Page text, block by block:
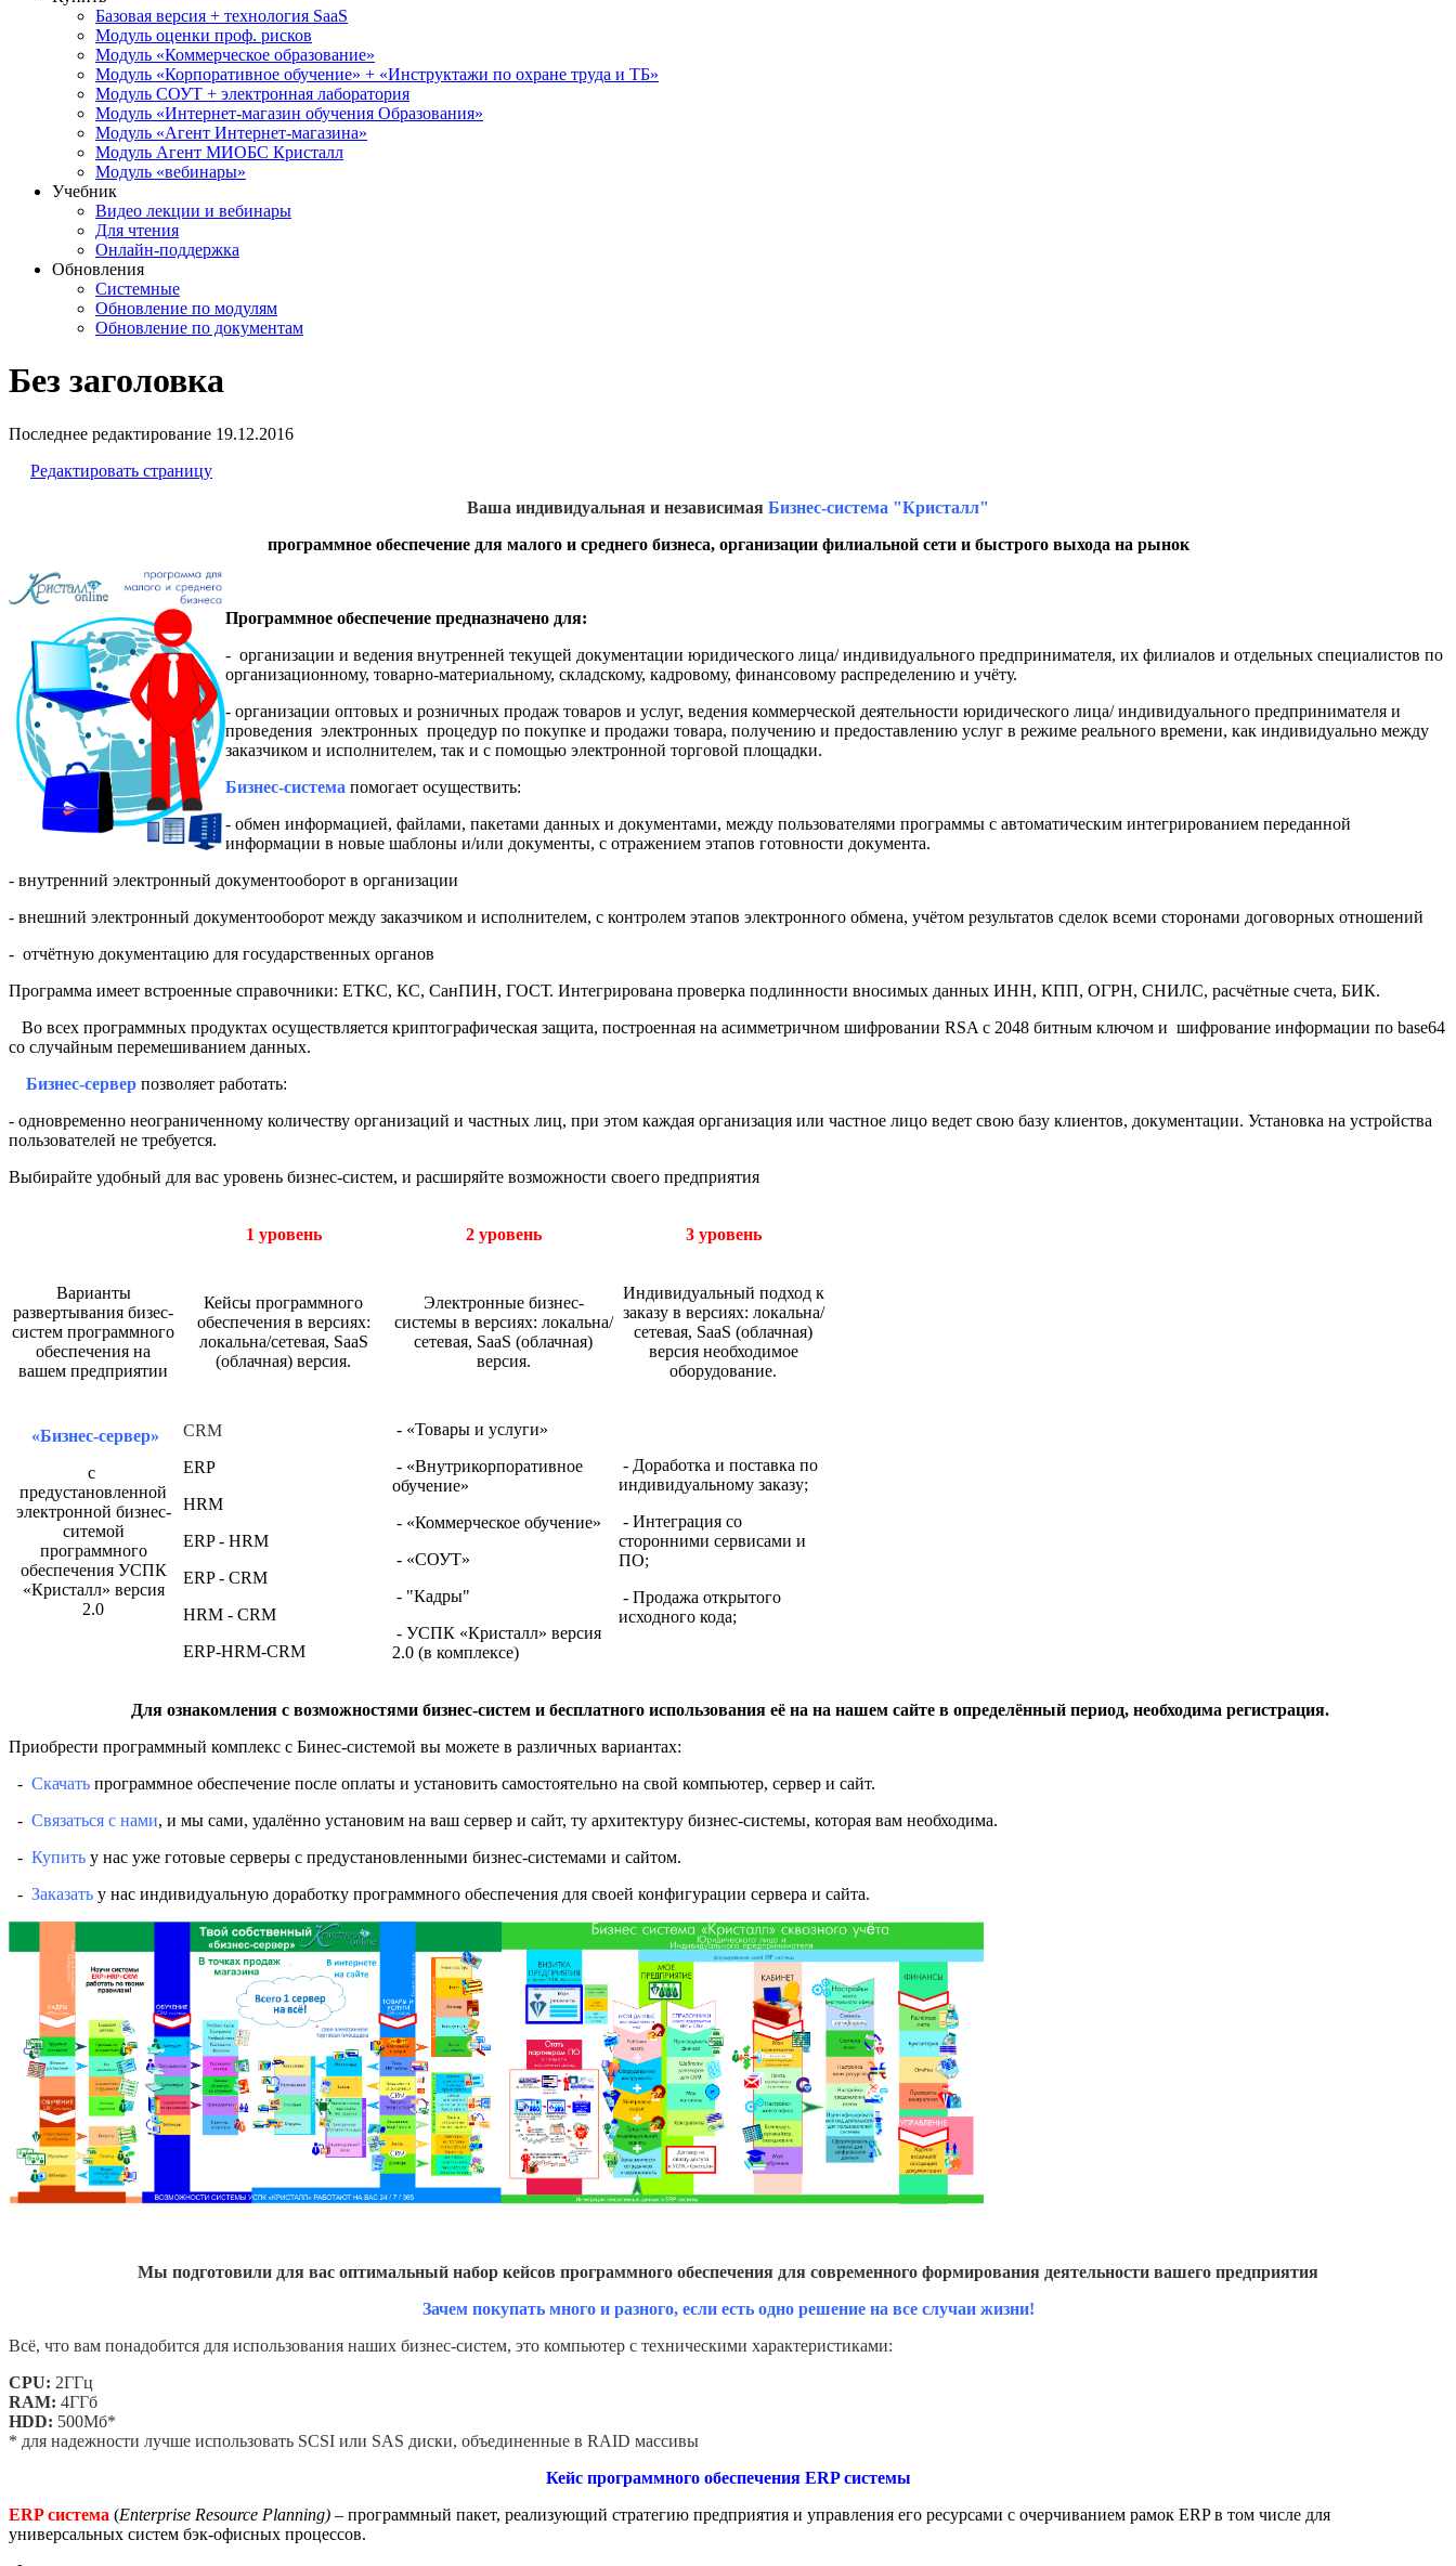
Базовая версия + технология SaaS
Модуль оценки проф. рисков
Модуль «Коммерческое образование»
Модуль «Корпоративное обучение» + «Инструктажи по охране труда и ТБ»
Модуль СОУТ + электронная лаборатория
Модуль «Интернет-магазин обучения Образования»
Модуль «Агент Интернет-магазина»
Модуль Агент МИОБС Кристалл
Модуль «вебинары»
Учебник
Видео лекции и вебинары
Для чтения
Онлайн-поддержка
Обновления
Системные
Обновление по модулям
Обновление по документам
Без заголовка
Последнее редактирование 19.12.2016
Редактировать страницу
Ваша индивидуальная и независимая Бизнес-система "Кристалл"
программное обеспечение для малого и среднего бизнеса, организации филиальной сети и быстрого выхода на рынок
Программное обеспечение предназначено для:
- организации и ведения внутренней текущей документации юридического лица/ индивидуального предпринимателя, их филиалов и отдельных специалистов по
организационному, товарно-материальному, складскому, кадровому, финансовому распределению и учёту.
- организации оптовых и розничных продаж товаров и услуг, ведения коммерческой деятельности юридического лица/ индивидуального предпринимателя и
проведения электронных процедур по покупке и продажи товара, получению и предоставлению услуг в режиме реального времени, как индивидуально между
заказчиком и исполнителем, так и с помощью электронной торговой площадки.
Бизнес-система помогает осуществить:
- обмен информацией, файлами, пакетами данных и документами, между пользователями программы с автоматическим интегрированием переданной
информации в новые шаблоны и/или документы, с отражением этапов готовности документа.
- внутренний электронный документооборот в организации
- внешний электронный документооборот между заказчиком и исполнителем, с контролем этапов электронного обмена, учётом результатов сделок всеми сторонами договорных отношений
- отчётную документацию для государственных органов
Программа имеет встроенные справочники: ЕТКС, КС, СанПИН, ГОСТ. Интегрирована проверка подлинности вносимых данных ИНН, КПП, ОГРН, СНИЛС, расчётные счета, БИК.
Во всех программных продуктах осуществляется криптографическая защита, построенная на асимметричном шифровании RSA с 2048 битным ключом и шифрование информации по base64
со случайным перемешиванием данных.
Бизнес-сервер позволяет работать:
- одновременно неограниченному количеству организаций и частных лиц, при этом каждая организация или частное лицо ведет свою базу клиентов, документации. Установка на устройства
пользователей не требуется.
Выбирайте удобный для вас уровень бизнес-систем, и расширяйте возможности своего предприятия
1 уровень 2 уровень 3 уровень
Варианты
развертывания бизес-
систем программного
обеспечения на
вашем предприятии
Кейсы программного
обеспечения в версиях:
локальна/сетевая, SaaS
(облачная) версия.
Электронные бизнес-
системы в версиях: локальна/
сетевая, SaaS (облачная)
версия.
Индивидуальный подход к
заказу в версиях: локальна/
сетевая, SaaS (облачная)
версия необходимое
оборудование.
«Бизнес-сервер»
с
предустановленной
электронной бизнес-
ситемой
программного
обеспечения УСПК
«Кристалл» версия
2.0
CRM
ERP
HRM
ERP - HRM
ERP - CRM
HRM - CRM
ERP-HRM-CRM
- «Товары и услуги»
- «Внутрикорпоративное
обучение»
- «Коммерческое обучение»
- «СОУТ»
- "Кадры"
- УСПК «Кристалл» версия
2.0 (в комплексе)
- Доработка и поставка по
индивидуальному заказу;
- Интеграция со
сторонними сервисами и
ПО;
- Продажа открытого
исходного кода;
Для ознакомления с возможностями бизнес-систем и бесплатного использования её на на нашем сайте в определённый период, необходима регистрация.
Приобрести программный комплекс с Бинес-системой вы можете в различных вариантах:
- Скачать программное обеспечение после оплаты и установить самостоятельно на свой компьютер, сервер и сайт.
- Связаться с нами, и мы сами, удалённо установим на ваш сервер и сайт, ту архитектуру бизнес-системы, которая вам необходима.
- Купить у нас уже готовые серверы с предустановленными бизнес-системами и сайтом.
- Заказать у нас индивидуальную доработку программного обеспечения для своей конфигурации сервера и сайта.
Мы подготовили для вас оптимальный набор кейсов программного обеспечения для современного формирования деятельности вашего предприятия
Зачем покупать много и разного, если есть одно решение на все случаи жизни!
Всё, что вам понадобится для использования наших бизнес-систем, это компьютер с техническими характеристиками:
CPU: 2ГГц
RAM: 4ГГб
HDD: 500Мб*
* для надежности лучше использовать SCSI или SAS диски, объединенные в RAID массивы
Кейс программного обеспечения ERP системы
ERP система (Enterprise Resource Planning) – программный пакет, реализующий стратегию предприятия и управления его ресурсами с очерчиванием рамок ERP в том числе для
универсальных систем бэк-офисных процессов.